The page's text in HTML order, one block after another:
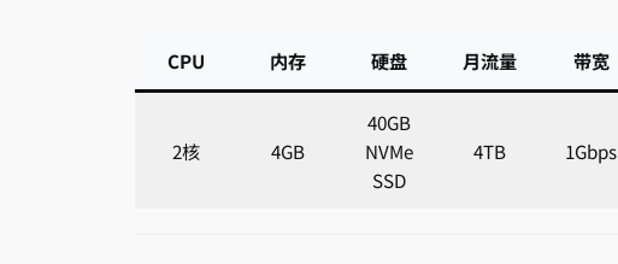
CPU 内存 硬盘 月流量 带宽
2核 4GB
40GB
NVMe
SSD
4TB 1Gbps